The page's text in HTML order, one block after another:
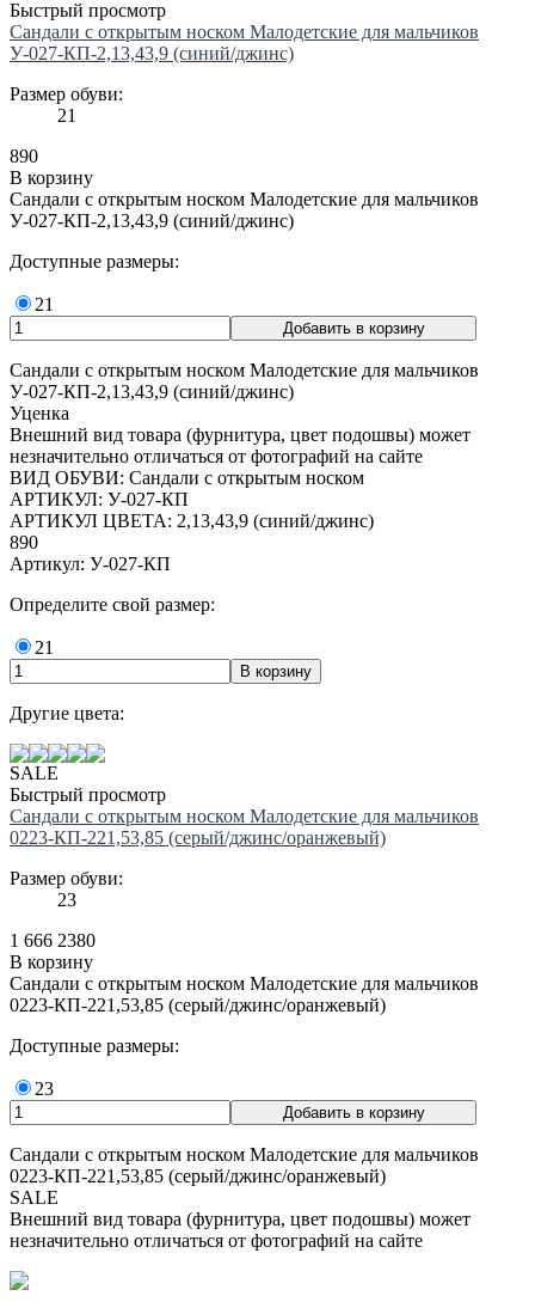
Быстрый просмотр
Сандали с открытым носком Малодетские для мальчиков
У-027-КП-2,13,43,9 (синий/джинс)
Размер обуви:
21
890
В корзину
Сандали с открытым носком Малодетские для мальчиков
У-027-КП-2,13,43,9 (синий/джинс)
Доступные размеры:
21
Сандали с открытым носком Малодетские для мальчиков
У-027-КП-2,13,43,9 (синий/джинс)
Уценка
Внешний вид товара (фурнитура, цвет подошвы) может
незначительно отличаться от фотографий на сайте
ВИД ОБУВИ: Сандали с открытым носком
АРТИКУЛ: У-027-КП
АРТИКУЛ ЦВЕТА: 2,13,43,9 (синий/джинс)
890
Артикул: У-027-КП
Определите свой размер:
21
Другие цвета:
SALE
Быстрый просмотр
Сандали с открытым носком Малодетские для мальчиков
0223-КП-221,53,85 (серый/джинс/оранжевый)
Размер обуви:
23
1 666 2380
В корзину
Сандали с открытым носком Малодетские для мальчиков
0223-КП-221,53,85 (серый/джинс/оранжевый)
Доступные размеры:
23
Сандали с открытым носком Малодетские для мальчиков
0223-КП-221,53,85 (серый/джинс/оранжевый)
SALE
Внешний вид товара (фурнитура, цвет подошвы) может
незначительно отличаться от фотографий на сайте